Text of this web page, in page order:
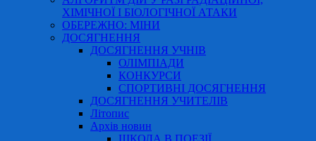
ХІМІЧНОЇ І БІОЛОГІЧНОЇ АТАКИ
ОБЕРЕЖНО: МІНИ
ДОСЯГНЕННЯ
ДОСЯГНЕННЯ УЧНІВ
ОЛІМПІАДИ
КОНКУРСИ
СПОРТИВНІ ДОСЯГНЕННЯ
ДОСЯГНЕННЯ УЧИТЕЛІВ
Літопис
Архів новин
ШКОЛА В ПОЕЗІЇ